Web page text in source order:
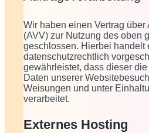
Wir haben einen Vertrag über
(AVV) zur Nutzung des oben
geschlossen. Hierbei handelt
datenschutzrechtlich
gewährleistet, dass dieser
Daten unserer
Weisungen und unter
verarbeitet.
Externes Hosting